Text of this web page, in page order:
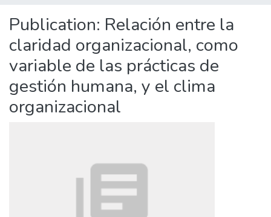
Publication: Relación entre la
claridad organizacional, como
variable de las prácticas de
gestión humana, y el clima
organizacional